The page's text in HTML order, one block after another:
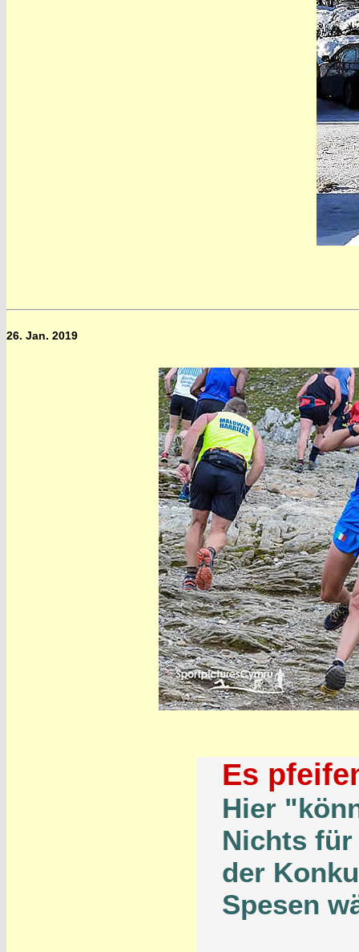
26. Jan. 2019
Es
Hier
Nichts
der
Spesen